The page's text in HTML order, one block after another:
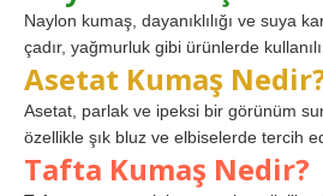
Naylon kumaş, dayanıklılığı ve suya
çadır, yağmurluk gibi ürünlerde
Asetat Kumaş
Asetat, parlak ve ipeksi bir görünüm
özellikle şık bluz ve elbiselerde tercih
Tafta Kumaş Nedir?